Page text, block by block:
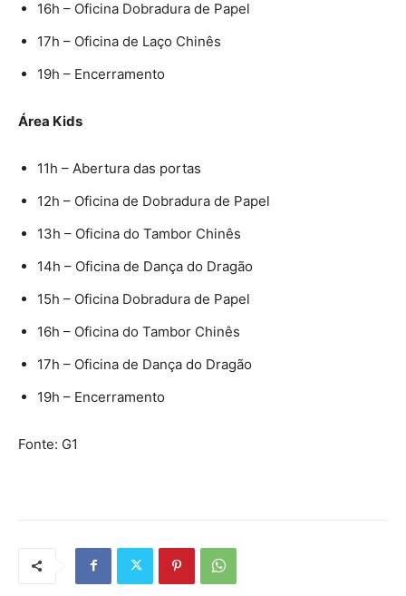
16h – Oficina Dobradura de Papel
17h – Oficina de Laço Chinês
19h – Encerramento
Área Kids
11h – Abertura das portas
12h – Oficina de Dobradura de Papel
13h – Oficina do Tambor Chinês
14h – Oficina de Dança do Dragão
15h – Oficina Dobradura de Papel
16h – Oficina do Tambor Chinês
17h – Oficina de Dança do Dragão
19h – Encerramento
Fonte: G1